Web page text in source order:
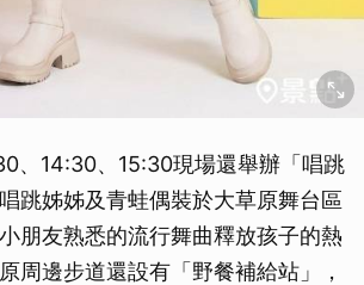
、14:30、15:30現場還舉辦「唱跳
跳姊姊及青蛙偶裝於大草原舞台區
朋友熟悉的流行舞曲釋放孩子的熱
周邊步道還設有「野餐補給站」，